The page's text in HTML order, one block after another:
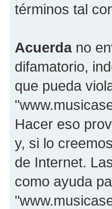
términos tal
Acuerdano
difamatorio,
que pueda
Hacer eso
y, si lo
de Internet.
como ayuda